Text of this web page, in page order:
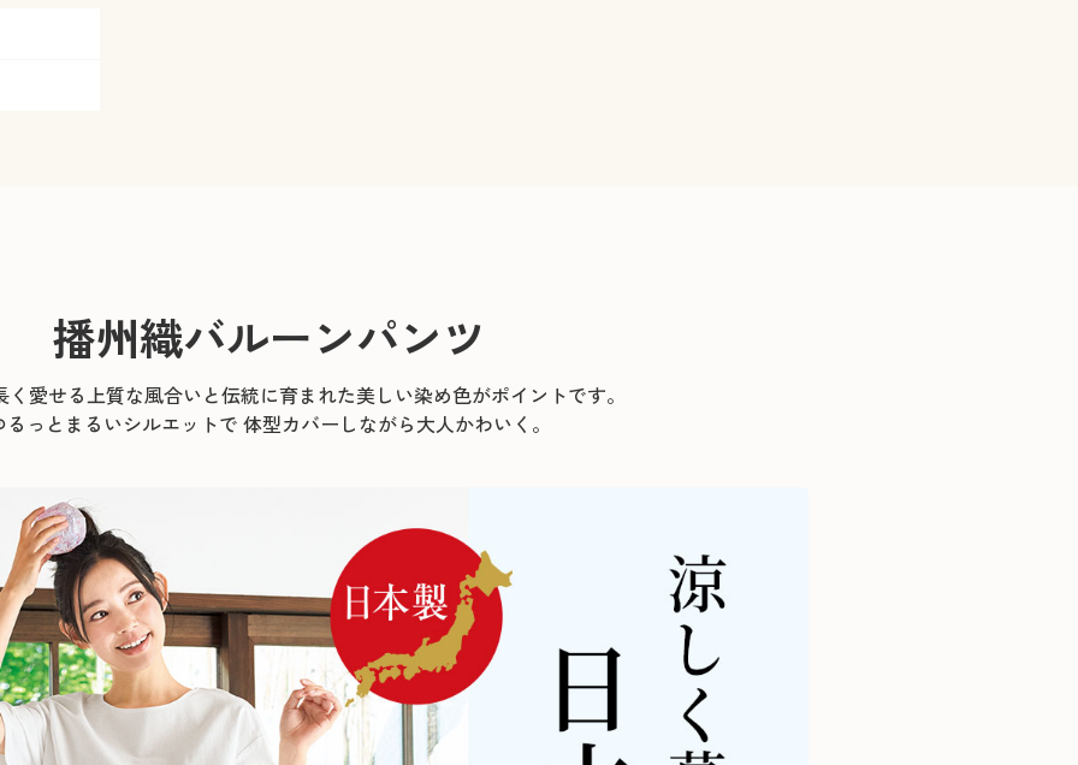
播州織バルーンパンツ
く愛せる上質な風合いと伝統に育まれた美しい染め色がポイントです。
るっとまるいシルエットで 体型カバーしながら大人かわいく。